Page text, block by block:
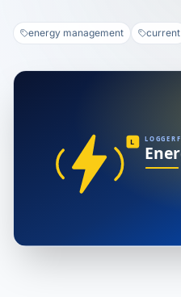
energy management current